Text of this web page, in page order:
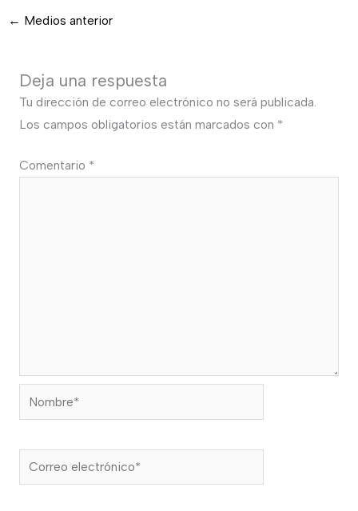
← Medios anterior
Deja una respuesta
Tu dirección de correo electrónico no será publicada.
Los campos obligatorios están marcados con *
Comentario *
Nombre*
Correo
electrónico*